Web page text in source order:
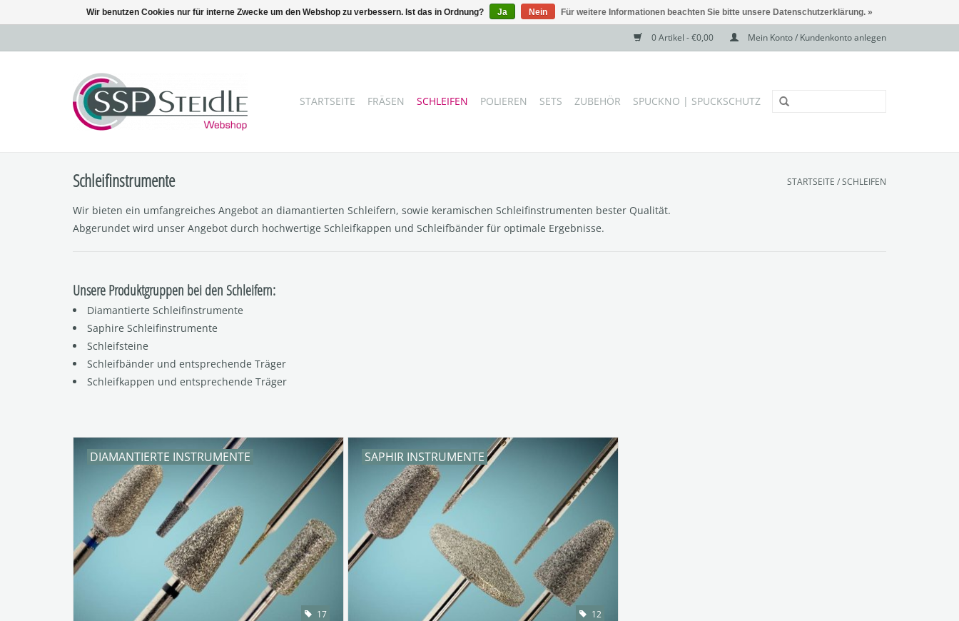
0 Artikel - €0,00 Mein Konto / Kundenkonto anlegen
STARTSEITE FRÄSEN SCHLEIFEN POLIEREN SETS ZUBEHÖR SPUCKNO | SPUCKSCHUTZ
Schleifinstrumente STARTSEITE /SCHLEIFEN
Wir bieten ein umfangreiches Angebot an diamantierten Schleifern, sowie keramischen Schleifinstrumenten bester Qualität.
Abgerundet wird unser Angebot durch hochwertige Schleifkappen und Schleifbänder für optimale Ergebnisse.
Unsere Produktgruppen bei den Schleifern:
Diamantierte Schleifinstrumente
Saphire Schleifinstrumente
Schleifsteine
Schleifbänder und entsprechende Träger
Schleifkappen und entsprechende Träger
DIAMANTIERTE INSTRUMENTE
17
SAPHIR INSTRUMENTE
12
Wir benutzen Cookies nur für interne Zwecke um den Webshop zu verbessern. Ist das in Ordnung? Ja Nein Für weitere Informationen beachten Sie bitte unsere Datenschutzerklärung. »